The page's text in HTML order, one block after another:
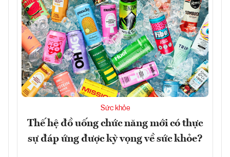
Sức khỏe
Thế hệ đồ uống chức năng mới có thực
sự đáp ứng được kỳ vọng về sức khỏe?